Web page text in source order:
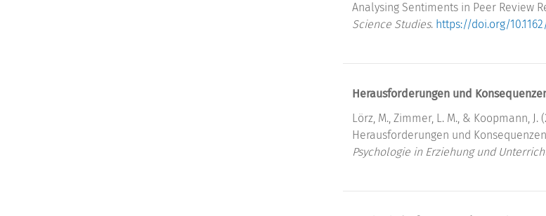
Analysing Sentiments in Peer Review
Science Studies. https://doi.org/
Herausforderungen und
Lörz, M., Zimmer, L. M., & Koopmann, J.
Herausforderungen und
Psychologie in Erziehung und